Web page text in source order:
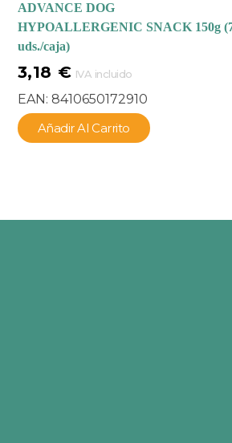
ADVANCE DOG
HYPOALLERGENIC SNACK 150g
uds./caja)
3,18 € IVA incluido
EAN: 8410650172910
Añadir Al Carrito